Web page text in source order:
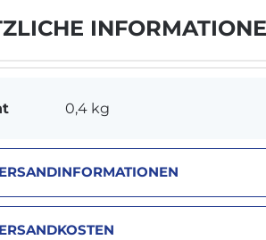
0,4 kg